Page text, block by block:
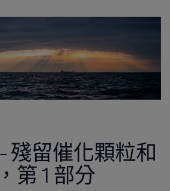
殘留催化顆粒和
第 1 部分